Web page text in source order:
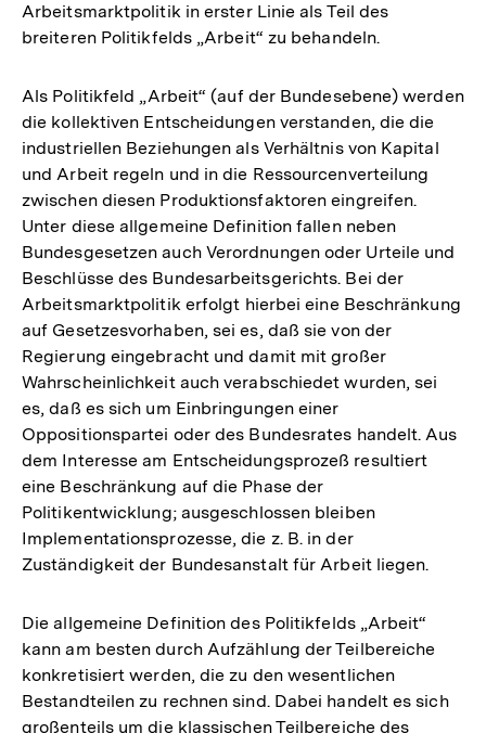
Arbeitsmarktpolitik in erster Linie als Teil des
breiteren Politikfelds „Arbeit“ zu behandeln.
Als Politikfeld „Arbeit“ (auf der Bundesebene) werden
die kollektiven Entscheidungen verstanden, die die
industriellen Beziehungen als Verhältnis von Kapital
und Arbeit regeln und in die Ressourcenverteilung
zwischen diesen Produktionsfaktoren eingreifen.
Unter diese allgemeine Definition fallen neben
Bundesgesetzen auch Verordnungen oder Urteile und
Beschlüsse des Bundesarbeitsgerichts. Bei der
Arbeitsmarktpolitik erfolgt hierbei eine Beschränkung
auf Gesetzesvorhaben, sei es, daß sie von der
Regierung eingebracht und damit mit großer
Wahrscheinlichkeit auch verabschiedet wurden, sei
es, daß es sich um Einbringungen einer
Oppositionspartei oder des Bundesrates handelt. Aus
dem Interesse am Entscheidungsprozeß resultiert
eine Beschränkung auf die Phase der
Politikentwicklung; ausgeschlossen bleiben
Implementationsprozesse, die z. B. in der
Zuständigkeit der Bundesanstalt für Arbeit liegen.
Die allgemeine Definition des Politikfelds „Arbeit“
kann am besten durch Aufzählung der Teilbereiche
konkretisiert werden, die zu den wesentlichen
Bestandteilen zu rechnen sind. Dabei handelt es sich
großenteils um die klassischen Teilbereiche des